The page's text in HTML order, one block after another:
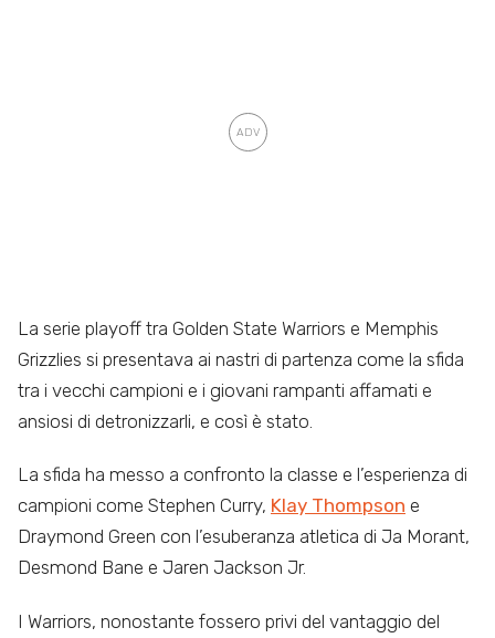
La serie playoff tra Golden State Warriors e Memphis
Grizzlies si presentava ai nastri di partenza come la sfida
tra i vecchi campioni e i giovani rampanti affamati e
ansiosi di detronizzarli, e così è stato.
La sfida ha messo a confronto la classe e l’esperienza di
campioni come Stephen Curry, Klay Thompson e
Draymond Green con l’esuberanza atletica di Ja Morant,
Desmond Bane e Jaren Jackson Jr.
I Warriors, nonostante fossero privi del vantaggio del